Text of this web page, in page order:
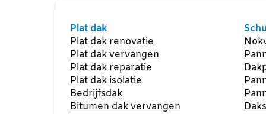
Plat dak
Plat dak renovatie
Plat dak vervangen
Plat dak reparatie
Plat dak isolatie
Bedrijfsdak
Bitumen dak vervangen